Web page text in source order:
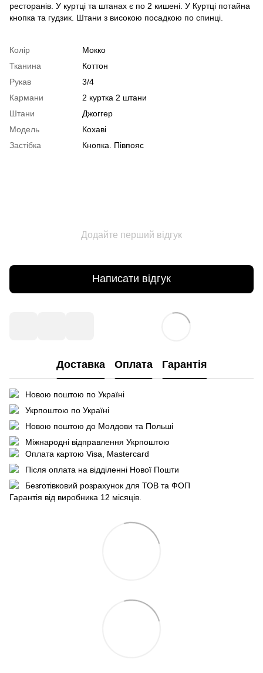
ресторанів. У куртці та штанах є по 2 кишені. У Куртці потайна
кнопка та гудзик. Штани з високою посадкою по спинці.
Колір
Мокко
Тканина
Коттон
Рукав
3/4
Кармани
2 куртка 2 штани
Штани
Джоггер
Модель
Кохаві
Застібка
Кнопка. Півпояс
Додайте перший відгук
Написати відгук
Доставка Оплата Гарантія
Новою поштою по Україні
Укрпоштою по Україні
Новою поштою до Молдови та Польші
Міжнародні відправлення Укрпоштою
Оплата картою Visa, Mastercard
Після оплата на відділенні Нової Пошти
Безготівковий розрахунок для ТОВ та ФОП
Гарантія від виробника 12 місяців.